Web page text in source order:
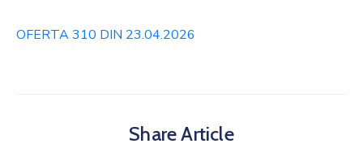
OFERTA 310 DIN 23.04.2026
Share Article